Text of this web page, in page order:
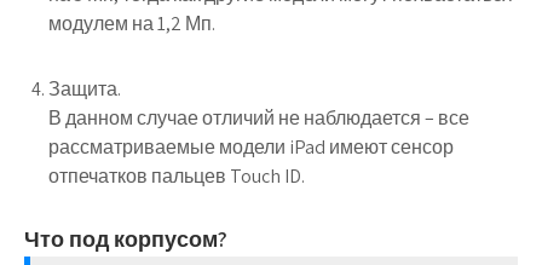
модулем на 1,2 Мп.
Защита.
В данном случае отличий не наблюдается – все
рассматриваемые модели iPad имеют сенсор
отпечатков пальцев Touch ID.
Что под корпусом?